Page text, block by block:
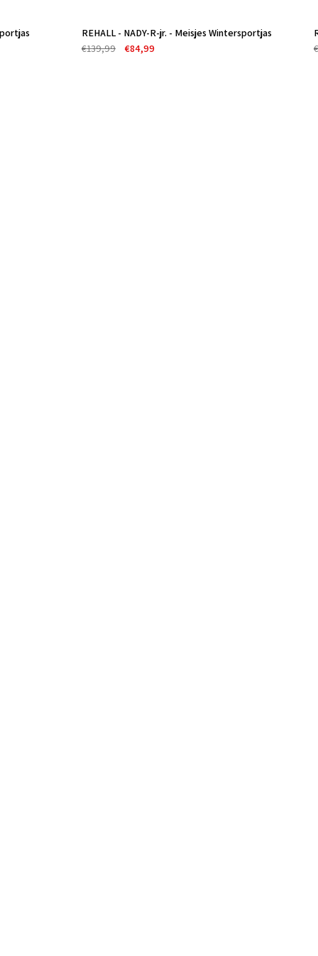
-39%
REHALL - NADY-R-jr. - Meisjes Wintersportjas
€139,99
€84,99